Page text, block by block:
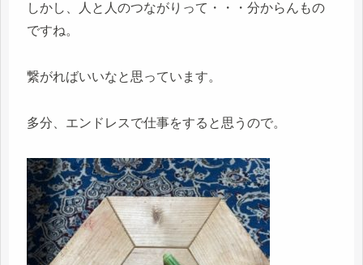
しかし、人と人のつながりって・・・分からんもの
ですね。
繋がればいいなと思っています。
多分、エンドレスで仕事をすると思うので。